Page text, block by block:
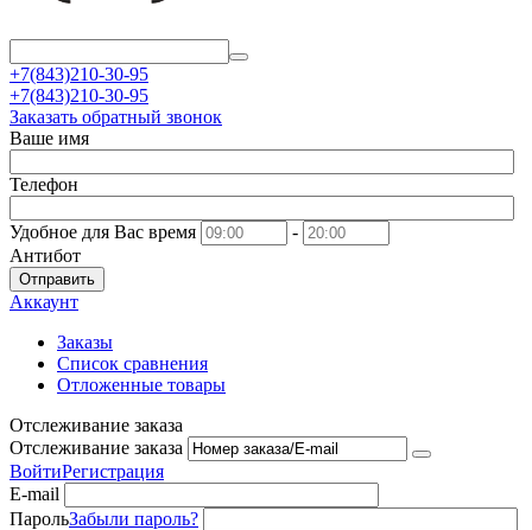
+7(843)210-30-95
+7(843)210-30-95
Заказать обратный звонок
Ваше имя
Телефон
Удобное для Вас время
-
Антибот
Отправить
Аккаунт
Заказы
Список сравнения
Отложенные товары
Отслеживание заказа
Отслеживание заказа
ВойтиРегистрация
E-mail
ПарольЗабыли пароль?